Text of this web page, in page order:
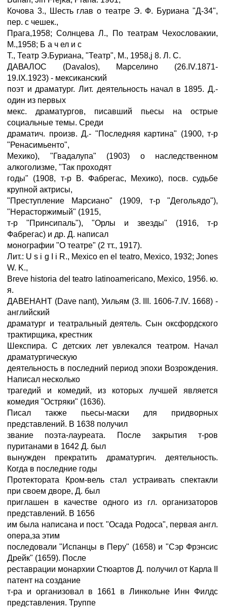
Кочова 3., Шесть глав о театре Э. Ф. Буриана "Д-34",
пер. с чешек.,
Прага,1958; Солнцева Л., По театрам Чехословакии,
М.,1958; Б а ч ел и с
Т., Театр Э.Буриана, "Театр", М., 1958,ј 8. Л. С.
ДАВАЛОС (Davalos), Марселино (26.IV.1871-
19.IX.1923) - мексиканский
поэт и драматург. Лит. деятельность начал в 1895. Д.-
один из первых
мекс. драматургов, писавший пьесы на острые
социальные темы. Среди
драматич. произв. Д.- "Последняя картина" (1900, т-р
"Ренасимьенто",
Мехико), "Гвадалупа" (1903) о наследственном
алкоголизме, "Так проходят
годы" (1908, т-р В. Фабрегас, Мехико), посв. судьбе
крупной актрисы,
"Преступление Марсиано" (1909, т-р "Дегольядо"),
"Нерасторжимый" (1915,
т-р "Принсипаль"), "Орлы и звезды" (1916, т-р
Фабрегас) и др. Д. написал
монографии "О театре" (2 тт., 1917).
Лит.: U s i g I i R., Mexico en el teatro, Mexico, 1932; Jones
W. K.,
Breve historia del teatro latinoamericano, Mexico, 1956. ю.
я.
ДАВЕНАНТ (Dave nant), Уильям (3. III. 1606-7.IV. 1668) -
английский
драматург и театральный деятель. Сын оксфордского
трактирщика, крестник
Шекспира. С детских лет увлекался театром. Начал
драматургическую
деятельность в последний период эпохи Возрождения.
Написал несколько
трагедий и комедий, из которых лучшей является
комедия "Остряки" (1636).
Писал также пьесы-маски для придворных
представлений. В 1638 получил
звание поэта-лауреата. После закрытия т-ров
пуританами в 1642 Д. был
вынужден прекратить драматургич. деятельность.
Когда в последние годы
Протектората Кром-вель стал устраивать спектакли
при своем дворе, Д. был
приглашен в качестве одного из гл. организаторов
представлений. В 1656
им была написана и пост. "Осада Родоса", первая англ.
опера,за этим
последовали "Испанцы в Перу" (1658) и "Сэр Фрэнсис
Дрейк" (1659). После
реставрации монархии Стюартов Д. получил от Карла II
патент на создание
т-ра и организовал в 1661 в Линкольне Инн Филдс
представления. Труппе